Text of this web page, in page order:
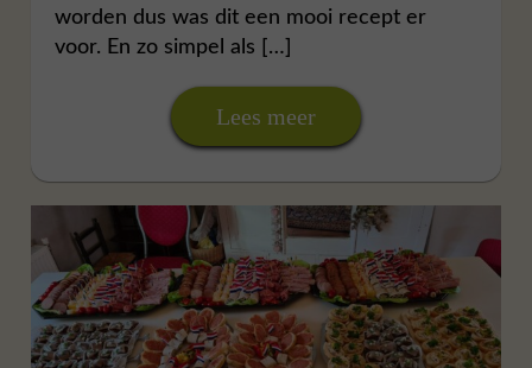
worden dus was dit een mooi recept er
voor. En zo simpel als […]
Lees meer